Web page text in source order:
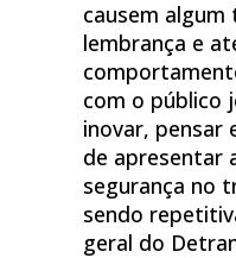
causem algum
lembrança e
com o público
inovar, pensar
de apresentar
segurança no
sendo
geral do